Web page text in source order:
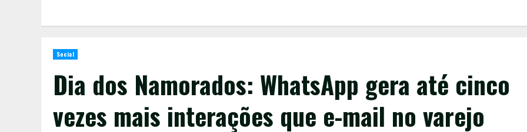
Social
Dia dos Namorados: WhatsApp gera até cinco
vezes mais interações que e-mail no varejo